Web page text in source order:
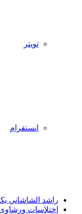
تويتر
انستقرام
راشد الشاشاني
اختلاسات